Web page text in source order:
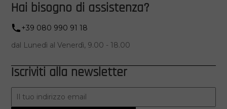
Hai bisogno di assistenza?
+39 080 990 91 18
dal Lunedì al Venerdì, 9.00 - 18.00
Iscriviti alla newsletter